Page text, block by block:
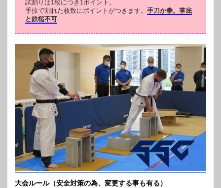
試割りは1枚につき1ポイント。
手技で割れた枚数にポイントがつきます。 手刀か拳。掌底
と鉄槌不可
大会ルール（安全対策の為、変更する事も有る）